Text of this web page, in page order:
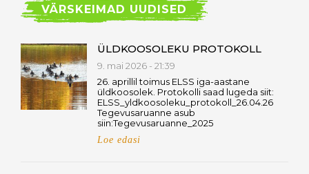
VÄRSKEIMAD UUDISED
ÜLDKOOSOLEKU PROTOKOLL
9. mai 2026 - 21:39
26. aprillil toimus ELSS iga-aastane
üldkoosolek. Protokolli saad lugeda siit:
ELSS_yldkoosoleku_protokoll_26.04.26
Tegevusaruanne asub
siin:Tegevusaruanne_2025
Loe edasi